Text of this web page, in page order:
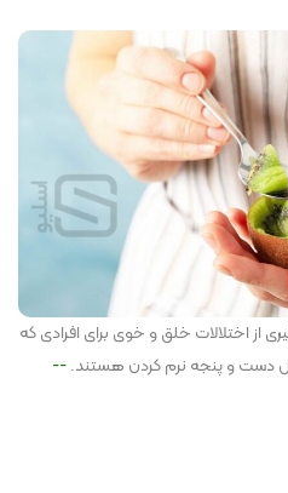
از اختلالات خلق و خوی برای افرادی که
دست و پنجه نرم کردن هستند.